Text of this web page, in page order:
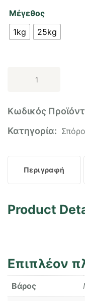
Μέγεθος
1kg
25kg
Κωδικός
Κατηγορία:
Περιγραφή
Product
Επιπλέον
Βάρος